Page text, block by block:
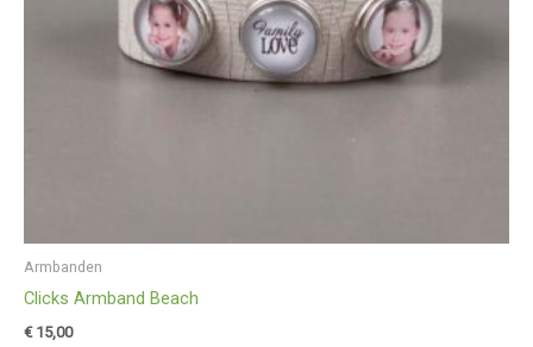
Armbanden
Clicks Armband Beach
€15,00